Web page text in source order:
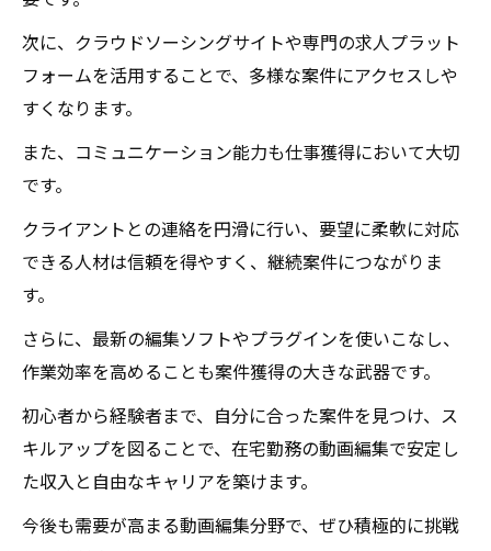
次に、クラウドソーシングサイトや専門の求人プラット
フォームを活用することで、多様な案件にアクセスしや
すくなります。
また、コミュニケーション能力も仕事獲得において大切
です。
クライアントとの連絡を円滑に行い、要望に柔軟に対応
できる人材は信頼を得やすく、継続案件につながりま
す。
さらに、最新の編集ソフトやプラグインを使いこなし、
作業効率を高めることも案件獲得の大きな武器です。
初心者から経験者まで、自分に合った案件を見つけ、ス
キルアップを図ることで、在宅勤務の動画編集で安定し
た収入と自由なキャリアを築けます。
今後も需要が高まる動画編集分野で、ぜひ積極的に挑戦